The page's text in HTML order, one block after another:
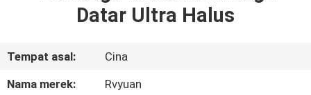
TENTANG
KITA
Datar Ultra Halus
Tempat asal:
Cina
Nama merek:
Rvyuan